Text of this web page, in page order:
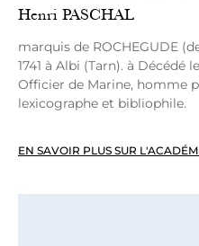
Henri PASCHAL
marquis de ROCHEGUDE
1741 à Albi (Tarn). à Décédé
Officier de Marine, homme
lexicographe et bibliophile.
EN SAVOIR PLUS SUR